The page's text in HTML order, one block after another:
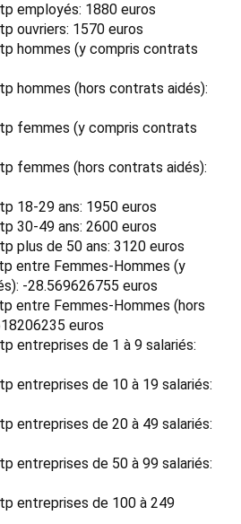
employés: 1880 euros
ouvriers: 1570 euros
hommes (y compris contrats
hommes (hors contrats aidés):
femmes (y compris contrats
femmes (hors contrats aidés):
18-29 ans: 1950 euros
30-49 ans: 2600 euros
plus de 50 ans: 3120 euros
entre Femmes-Hommes (y
-28.569626755 euros
entre Femmes-Hommes (hors
euros
entreprises de 1 à 9 salariés:
entreprises de 10 à 19 salariés:
entreprises de 20 à 49 salariés:
entreprises de 50 à 99 salariés:
entreprises de 100 à 249